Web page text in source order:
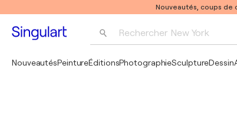
Nouveautés, coups
Rechercher New York
NouveautésPeintureÉditionsPhotographieSculptureDessin